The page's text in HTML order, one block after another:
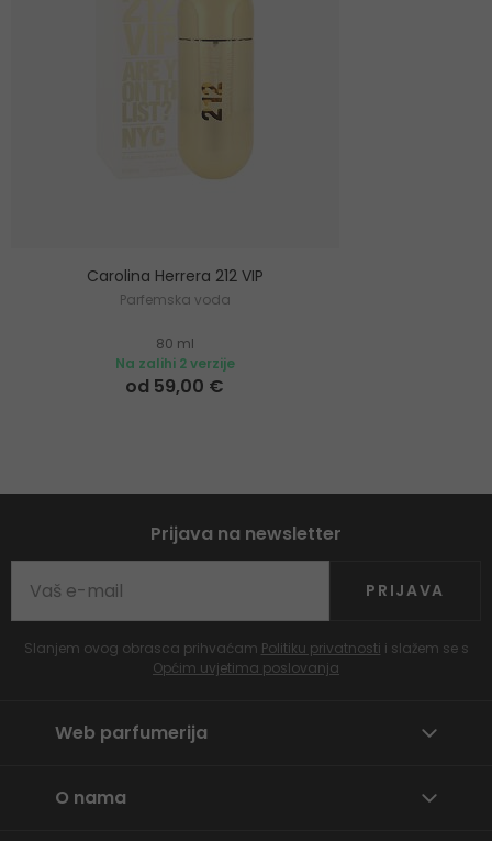
Carolina Herrera 212 VIP
Parfemska voda
80 ml
Na zalihi 2 verzije
od 59,00 €
Prijava na newsletter
PRIJAVA
Slanjem ovog obrasca prihvaćam Politiku privatnosti i slažem se s
Općim uvjetima poslovanja
Web parfumerija
O nama